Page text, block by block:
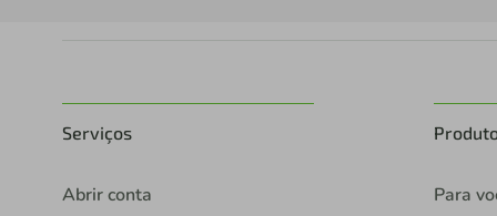
Serviços
Abrir conta Para